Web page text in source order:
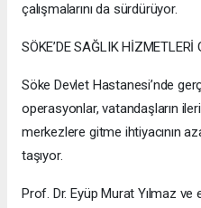
çalışmalarını da sürdürüyor.
SÖKE’DE SAĞLIK HİZMETLERİ
Söke Devlet Hastanesi’nde
operasyonlar, vatandaşların
merkezlere gitme ihtiyacının
taşıyor.
Prof. Dr. Eyüp Murat Yılmaz ve